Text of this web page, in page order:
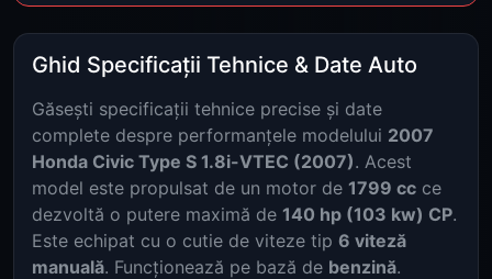
Ghid Specificații Tehnice & Date Auto
Găsești specificații tehnice precise și date
complete despre performanțele modelului 2007
Honda Civic Type S 1.8i-VTEC (2007). Acest
model este propulsat de un motor de 1799 cc ce
dezvoltă o putere maximă de 140 hp (103 kw) CP.
Este echipat cu o cutie de viteze tip 6 viteză
manuală. Funcționează pe bază de benzină.